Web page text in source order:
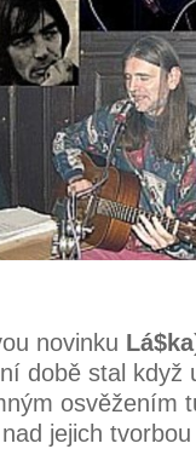
novinku Lá$ka
době stal když
osvěžením
jejich